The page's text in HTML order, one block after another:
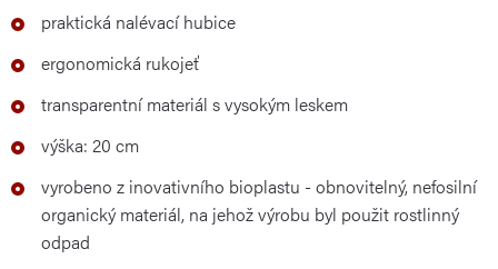
praktická nalévací hubice
ergonomická rukojeť
transparentní materiál s vysokým leskem
výška: 20 cm
vyrobeno z inovativního bioplastu - obnovitelný, nefosilní
organický materiál, na jehož výrobu byl použit rostlinný
odpad